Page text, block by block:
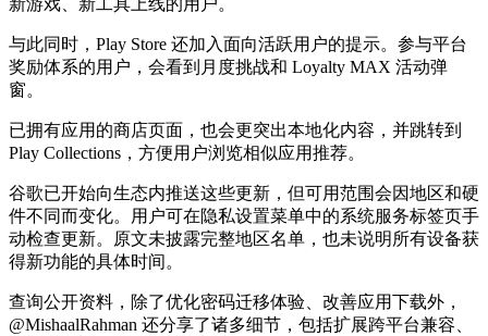
与此同时，Play Store 还加入面向活跃用户的提示。参与平台
奖励体系的用户，会看到月度挑战和 Loyalty MAX 活动弹
窗。
已拥有应用的商店页面，也会更突出本地化内容，并跳转到
Play Collections，方便用户浏览相似应用推荐。
谷歌已开始向生态内推送这些更新，但可用范围会因地区和硬
件不同而变化。用户可在隐私设置菜单中的系统服务标签页手
动检查更新。原文未披露完整地区名单，也未说明所有设备获
得新功能的具体时间。
查询公开资料，除了优化密码迁移体验、改善应用下载外，
@MishaalRahman 还分享了诸多细节，包括扩展跨平台兼容、